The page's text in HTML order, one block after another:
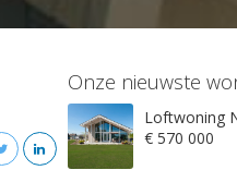
Onze nieuwste
Loftwoning
€ 570 000